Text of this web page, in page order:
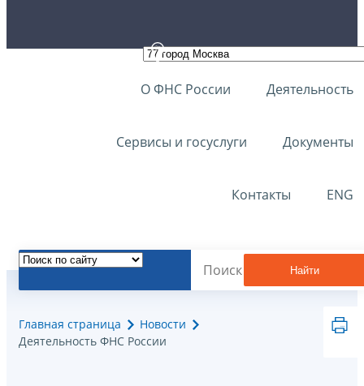
О ФНС России Деятельность
Сервисы и госуслуги Документы
Контакты ENG
Найти
Главная страница
Новости
Деятельность ФНС России